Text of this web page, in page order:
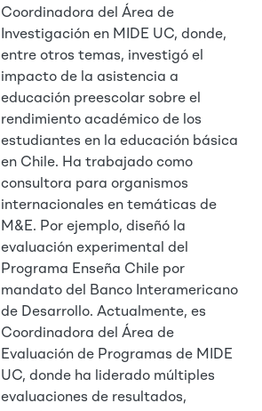
Coordinadora del Área de
Investigación en MIDE UC, donde,
entre otros temas, investigó el
impacto de la asistencia a
educación preescolar sobre el
rendimiento académico de los
estudiantes en la educación básica
en Chile. Ha trabajado como
consultora para organismos
internacionales en temáticas de
M&E. Por ejemplo, diseñó la
evaluación experimental del
Programa Enseña Chile por
mandato del Banco Interamericano
de Desarrollo. Actualmente, es
Coordinadora del Área de
Evaluación de Programas de MIDE
UC, donde ha liderado múltiples
evaluaciones de resultados,